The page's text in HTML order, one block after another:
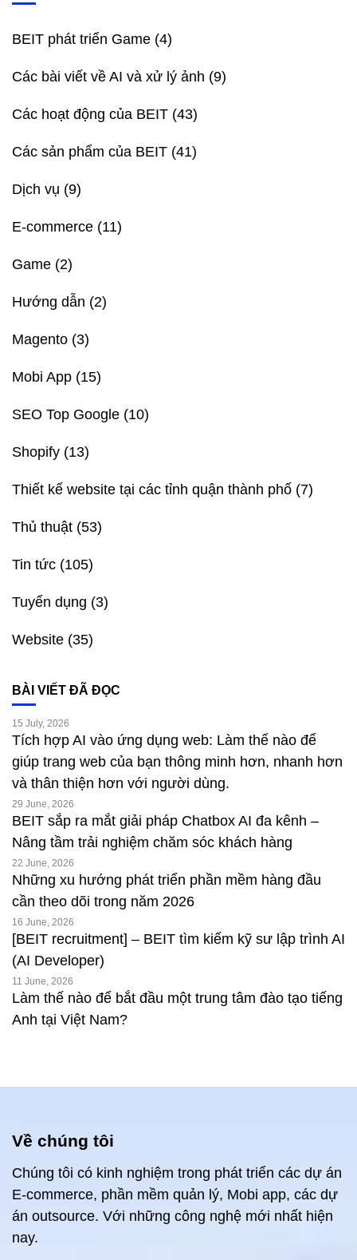
BEIT phát triển Game (4)
Các bài viết về AI và xử lý ảnh (9)
Các hoạt động của BEIT (43)
Các sản phẩm của BEIT (41)
Dịch vụ (9)
E-commerce (11)
Game (2)
Hướng dẫn (2)
Magento (3)
Mobi App (15)
SEO Top Google (10)
Shopify (13)
Thiết kế website tại các tỉnh quận thành phố (7)
Thủ thuật (53)
Tin tức (105)
Tuyển dụng (3)
Website (35)
BÀI VIẾT ĐÃ ĐỌC
Tích hợp AI vào ứng dụng web: Làm thế nào để
giúp trang web của bạn thông minh hơn, nhanh hơn
và thân thiện hơn với người dùng.
15 July, 2026
BEIT sắp ra mắt giải pháp Chatbox AI đa kênh –
Nâng tầm trải nghiệm chăm sóc khách hàng
29 June, 2026
Những xu hướng phát triển phần mềm hàng đầu
cần theo dõi trong năm 2026
22 June, 2026
[BEIT recruitment] – BEIT tìm kiếm kỹ sư lập trình AI
(AI Developer)
16 June, 2026
Làm thế nào để bắt đầu một trung tâm đào tạo tiếng
Anh tại Việt Nam?
11 June, 2026
Về chúng tôi
Chúng tôi có kinh nghiệm trong phát triển các dự án
E-commerce, phần mềm quản lý, Mobi app, các dự
án outsource. Với những công nghệ mới nhất hiện
nay.